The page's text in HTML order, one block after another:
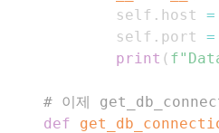
        self
. host =
        self
. port =
print (
# 이제
def